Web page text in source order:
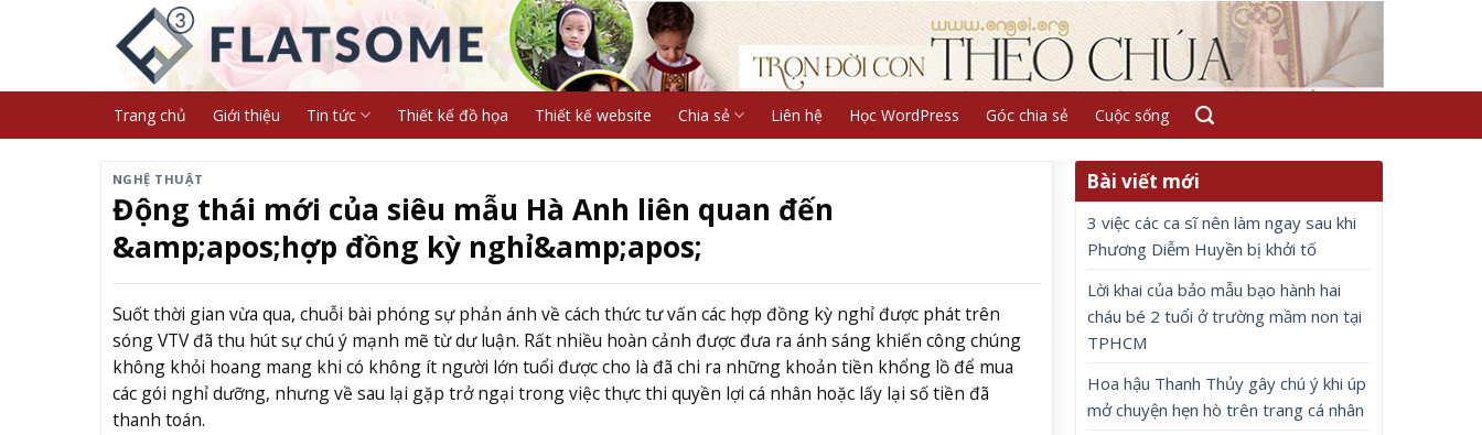
Trang chủ Giới thiệu Tin tức Thiết kế đồ họa Thiết kế website Chia sẻ Liên hệ Học WordPress Góc chia sẻ Cuộc sống
NGHỆ THUẬT
Động thái mới của siêu mẫu Hà Anh liên quan đến
&amp;apos;hợp đồng kỳ nghỉ&amp;apos;
Suốt thời gian vừa qua, chuỗi bài phóng sự phản ánh về cách thức tư vấn các hợp đồng kỳ nghỉ được phát trên
sóng VTV đã thu hút sự chú ý mạnh mẽ từ dư luận. Rất nhiều hoàn cảnh được đưa ra ánh sáng khiến công chúng
không khỏi hoang mang khi có không ít người lớn tuổi được cho là đã chi ra những khoản tiền khổng lồ để mua
các gói nghỉ dưỡng, nhưng về sau lại gặp trở ngại trong việc thực thi quyền lợi cá nhân hoặc lấy lại số tiền đã
thanh toán.
Bài viết mới
3 việc các ca sĩ nên làm ngay sau khi
Phương Diễm Huyền bị khởi tố
Lời khai của bảo mẫu bạo hành hai
cháu bé 2 tuổi ở trường mầm non tại
TPHCM
Hoa hậu Thanh Thủy gây chú ý khi úp
mở chuyện hẹn hò trên trang cá nhân